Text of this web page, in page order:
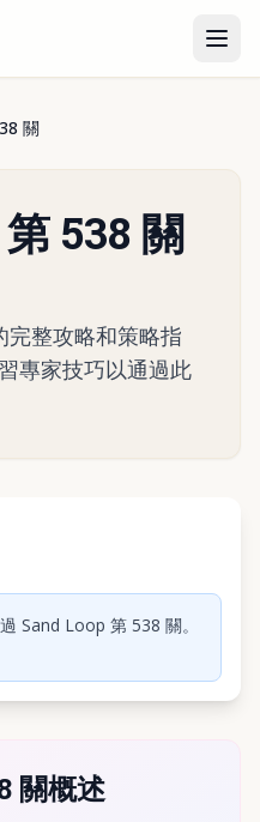
關
538 關
整攻略和策略指
專家技巧以通過此
片
Sand Loop 第 538 關。
關概述